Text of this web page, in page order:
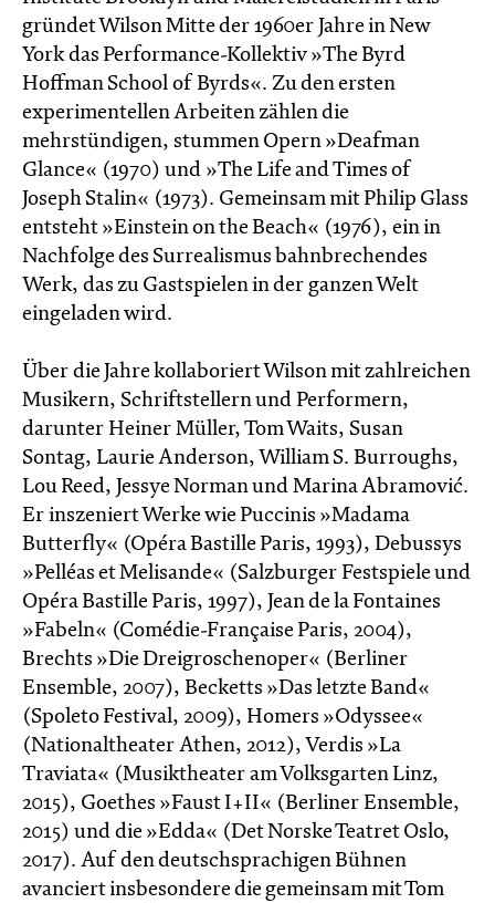
gründet Wilson Mitte der 1960er Jahre in New
York das Performance-Kollektiv »The Byrd
Hoffman School of Byrds«. Zu den ersten
experimentellen Arbeiten zählen die
mehrstündigen, stummen Opern »Deafman
Glance« (1970) und »The Life and Times of
Joseph Stalin« (1973). Gemeinsam mit Philip Glass
entsteht »Einstein on the Beach« (1976), ein in
Nachfolge des Surrealismus bahnbrechendes
Werk, das zu Gastspielen in der ganzen Welt
eingeladen wird.
Über die Jahre kollaboriert Wilson mit zahlreichen
Musikern, Schriftstellern und Performern,
darunter Heiner Müller, Tom Waits, Susan
Sontag, Laurie Anderson, William S. Burroughs,
Lou Reed, Jessye Norman und Marina Abramović.
Er inszeniert Werke wie Puccinis »Madama
Butterfly« (Opéra Bastille Paris, 1993), Debussys
»Pelléas et Melisande« (Salzburger Festspiele und
Opéra Bastille Paris, 1997), Jean de la Fontaines
»Fabeln« (Comédie-Française Paris, 2004),
Brechts »Die Dreigroschenoper« (Berliner
Ensemble, 2007), Becketts »Das letzte Band«
(Spoleto Festival, 2009), Homers »Odyssee«
(Nationaltheater Athen, 2012), Verdis »La
Traviata« (Musiktheater am Volksgarten Linz,
2015), Goethes »Faust I+II« (Berliner Ensemble,
2015) und die »Edda« (Det Norske Teatret Oslo,
2017). Auf den deutschsprachigen Bühnen
avanciert insbesondere die gemeinsam mit Tom